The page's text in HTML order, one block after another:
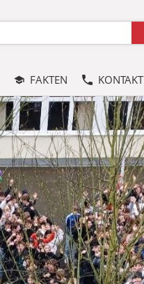
FAKTEN KONTAKT